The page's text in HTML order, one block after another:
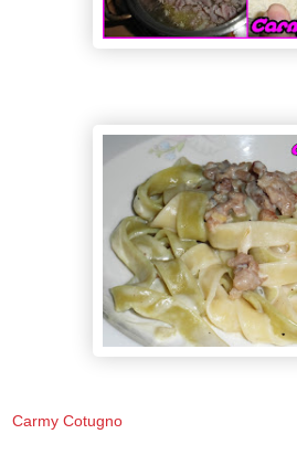
Carmy Cotugno